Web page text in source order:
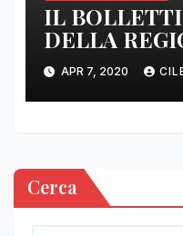
IL
DELLA
DELLE ORE
APR 7, 2020
Cerca